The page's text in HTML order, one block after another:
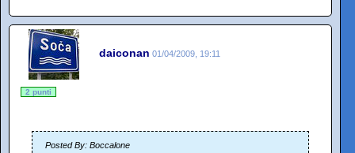
daiconan 01/04/2009, 19:11
2 punti
Posted By: Boccalone